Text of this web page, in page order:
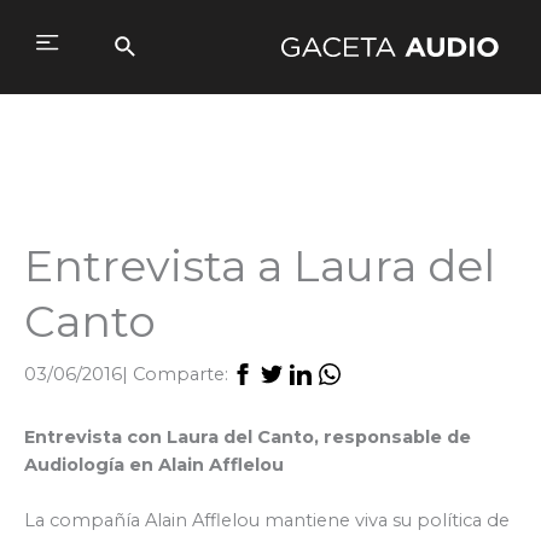
Buscar
Entrevista a Laura del
Canto
03/06/2016| Comparte:
Entrevista con Laura del Canto, responsable de
Audiología en Alain Afflelou
La compañía Alain Afflelou mantiene viva su política de